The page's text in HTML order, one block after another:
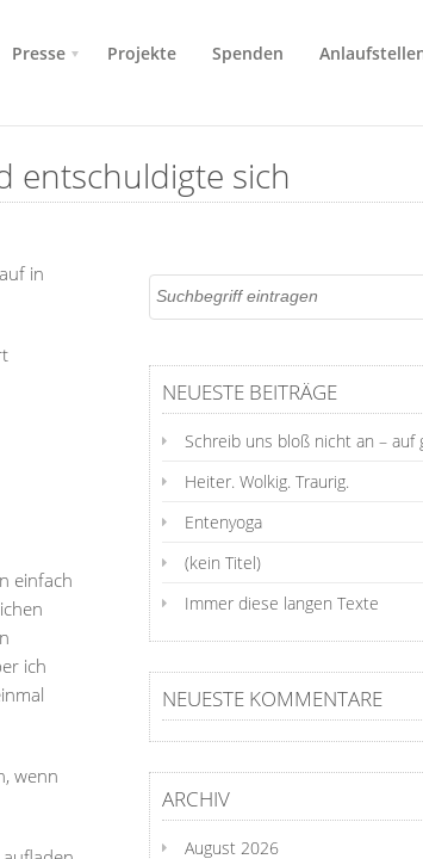
Presse Projekte Spenden
entschuldigte sich
in
einfach
ich
wenn
NEUESTE BEITRÄGE
Schreib uns bloß nicht an – auf
Heiter. Wolkig. Traurig.
Entenyoga
(kein Titel)
Immer diese langen Texte
NEUESTE KOMMENTARE
ARCHIV
August 2026